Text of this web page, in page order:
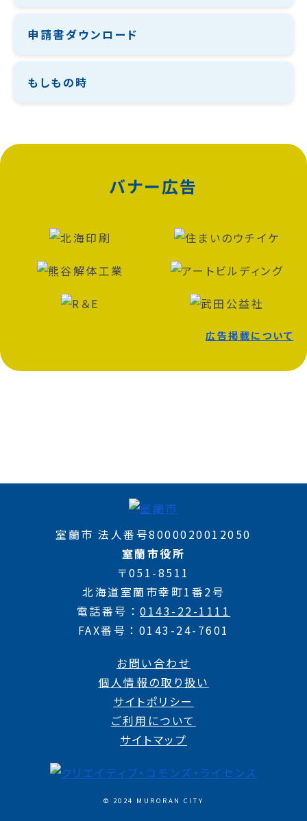
申請書ダウンロード
もしもの時
バナー広告
広告掲載について
室蘭市 法人番号8000020012050
室蘭市役所
〒051-8511
北海道室蘭市幸町1番2号
電話番号
0143-22-1111
FAX番号
0143-24-7601
お問い合わせ
個人情報の取り扱い
サイトポリシー
ご利用について
サイトマップ
© 2024 MURORAN CITY